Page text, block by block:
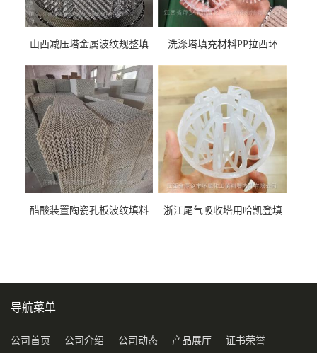
山西减压塔金属波纹规整填
料
洗涤塔填充材料PP拉西环
醋酸装置陶瓷孔板波纹填料
浙江尾气吸收塔用哈凯登填
导航菜单
公司首页 公司介绍 公司动态 产品展厅 证书荣誉